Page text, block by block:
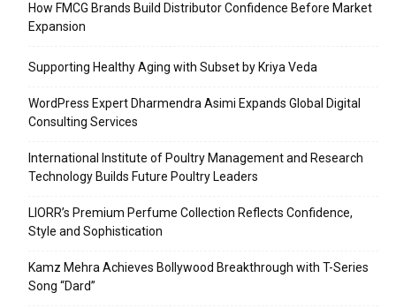
How FMCG Brands Build Distributor Confidence Before Market
Expansion
Supporting Healthy Aging with Subset by Kriya Veda
WordPress Expert Dharmendra Asimi Expands Global Digital
Consulting Services
International Institute of Poultry Management and Research
Technology Builds Future Poultry Leaders
LIORR’s Premium Perfume Collection Reflects Confidence,
Style and Sophistication
Kamz Mehra Achieves Bollywood Breakthrough with T-Series
Song “Dard”